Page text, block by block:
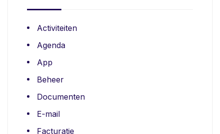
Activiteiten
Agenda
App
Beheer
Documenten
E-mail
Facturatie